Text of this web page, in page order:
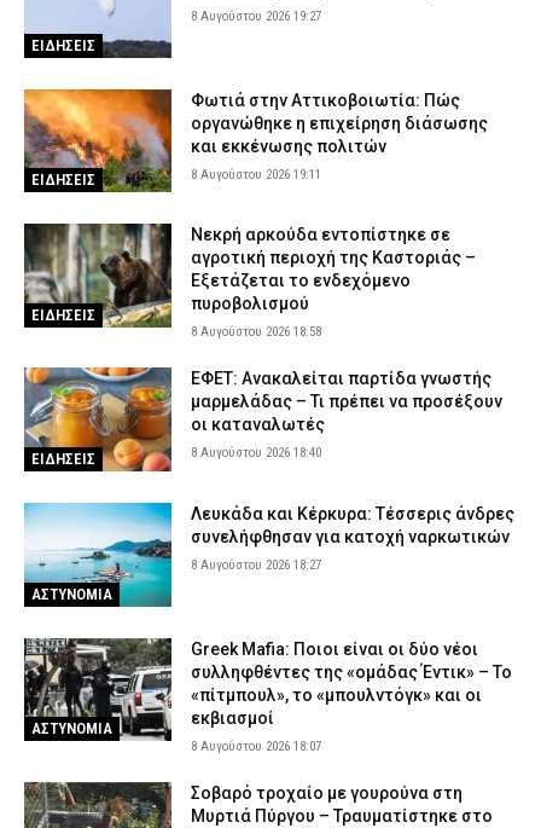
ΕΙΔΗΣΕΙΣ
8 Αυγούστου 2026 19:27
ΕΙΔΗΣΕΙΣ
Φωτιά στην Αττικοβοιωτία: Πώς
οργανώθηκε η επιχείρηση διάσωσης
και εκκένωσης πολιτών
8 Αυγούστου 2026 19:11
ΕΙΔΗΣΕΙΣ
Νεκρή αρκούδα εντοπίστηκε σε
αγροτική περιοχή της Καστοριάς –
Εξετάζεται το ενδεχόμενο
πυροβολισμού
8 Αυγούστου 2026 18:58
ΕΙΔΗΣΕΙΣ
ΕΦΕΤ: Ανακαλείται παρτίδα γνωστής
μαρμελάδας – Τι πρέπει να προσέξουν
οι καταναλωτές
8 Αυγούστου 2026 18:40
ΑΣΤΥΝΟΜΙΑ
Λευκάδα και Κέρκυρα: Τέσσερις άνδρες
συνελήφθησαν για κατοχή ναρκωτικών
8 Αυγούστου 2026 18:27
ΑΣΤΥΝΟΜΙΑ
Greek Mafia: Ποιοι είναι οι δύο νέοι
συλληφθέντες της «ομάδας Έντικ» – Το
«πίτμπουλ», το «μπουλντόγκ» και οι
εκβιασμοί
8 Αυγούστου 2026 18:07
Σοβαρό τροχαίο με γουρούνα στη
Μυρτιά Πύργου – Τραυματίστηκε στο